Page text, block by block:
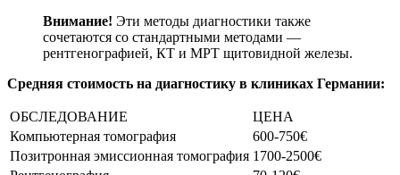
Внимание! Эти методы диагностики также
сочетаются со стандартными методами —
рентгенографией, КТ и МРТ щитовидной железы.
Средняя стоимость на диагностику в клиниках Германии:
ОБСЛЕДОВАНИЕ
ЦЕНА
Компьютерная томография
600-750€
Позитронная эмиссионная томография 1700-2500€